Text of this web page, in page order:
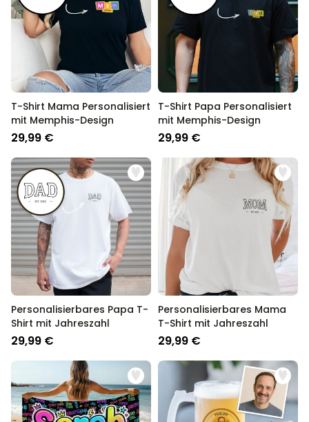
Personalisierbar
Personalisierbares Aperol
Spritz Glas mit Name
über 19.400
mal gekauft
16,99 €
Personalisierbar
Personalisierbare Schürze
Pizzeria mit Gesicht
Personalisierbarer Duftbaum
2er Set im Polaroid-Look
über 13.900
mal gekauft
19,99 €
T-Shirt Mama Personalisiert
mit Memphis-Design
29,99 €
T-Shirt Papa Personalisiert
mit Memphis-Design
29,99 €
Personalisierbares Papa T-
Shirt mit Jahreszahl
29,99 €
Personalisierbares Mama
T-Shirt mit Jahreszahl
29,99 €